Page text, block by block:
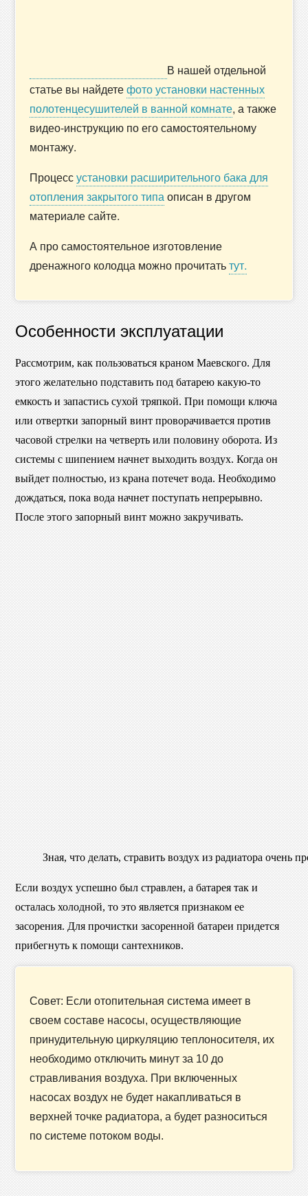
В нашей отдельной
статье вы найдетефото установки настенных
полотенцесушителей в ванной комнате, а также
видео-инструкцию по его самостоятельному
монтажу.
Процессустановки расширительного бака для
отопления закрытого типаописан в другом
материале сайте.
А про самостоятельное изготовление
дренажного колодца можно прочитатьтут.
Особенности эксплуатации
Рассмотрим, как пользоваться краном Маевского. Для
этого желательно подставить под батарею какую-то
емкость и запастись сухой тряпкой. При помощи ключа
или отвертки запорный винт проворачивается против
часовой стрелки на четверть или половину оборота. Из
системы с шипением начнет выходить воздух. Когда он
выйдет полностью, из крана потечет вода. Необходимо
дождаться, пока вода начнет поступать непрерывно.
После этого запорный винт можно закручивать.
Зная, что делать, стравить воздух из радиатора очень
Если воздух успешно был стравлен, а батарея так и
осталась холодной, то это является признаком ее
засорения. Для прочистки засоренной батареи придется
прибегнуть к помощи сантехников.
Совет: Если отопительная система имеет в
своем составе насосы, осуществляющие
принудительную циркуляцию теплоносителя, их
необходимо отключить минут за 10 до
стравливания воздуха. При включенных
насосах воздух не будет накапливаться в
верхней точке радиатора, а будет разноситься
по системе потоком воды.